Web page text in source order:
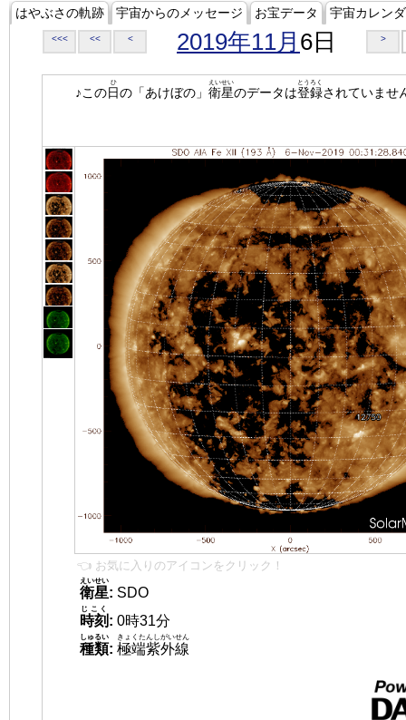
はやぶさの軌跡 宇宙からのメッセージ お宝データ 宇宙カレン
<<< << < 2019年11月 6日 >
♪この日
ひ
の「あけぼの」 衛星
えいせい
のデータは登録
とうろく
されていませ
👈 お気に入りのアイコンをクリック！
衛星
えいせい
: SDO
時刻
じこく
: 0時31分
種類
しゅるい
: 極端紫外線
きょくたんしがいせん